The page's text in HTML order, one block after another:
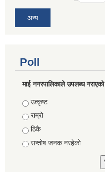
अन्य
Poll
माई नगरपालिकाले उपलब्ध
Choices
उत्कृष्ट
राम्रो
ठिकै
सन्तोष जनक नरहेको